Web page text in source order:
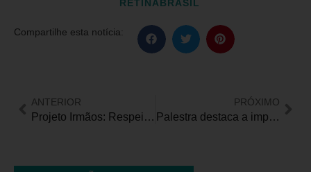
RETINABRASIL
Compartilhe esta notícia:
ANTERIOR
Projeto Irmãos: Respeitando as diferenças. Ressignificando identidades
PRÓXIMO
Palestra destaca a importância do pedagogo na educação especial